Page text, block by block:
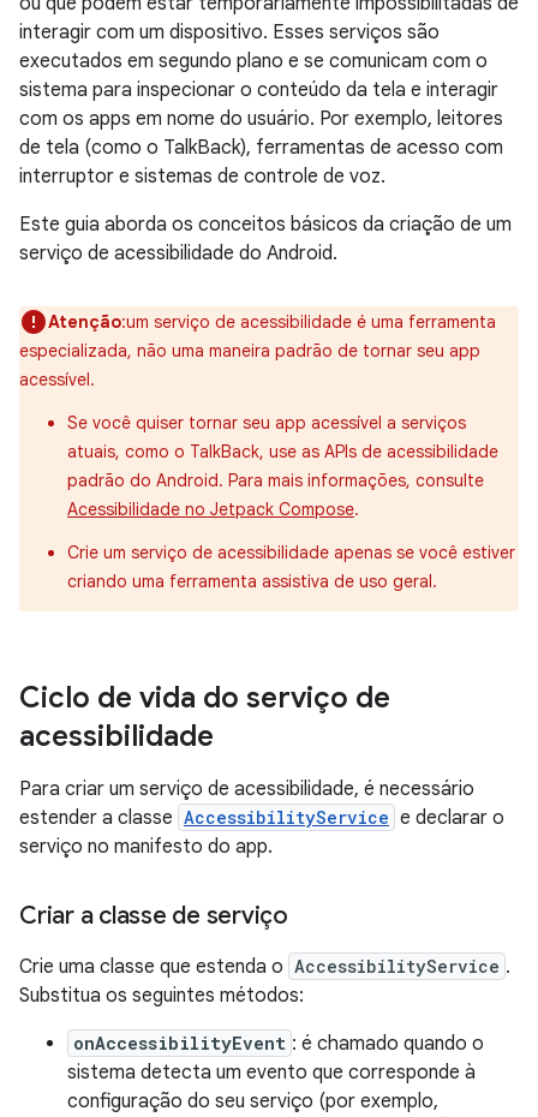
interagir com um dispositivo. Esses serviços são
executados em segundo plano e se comunicam com o
sistema para inspecionar o conteúdo da tela e interagir
com os apps em nome do usuário. Por exemplo, leitores
de tela (como o TalkBack), ferramentas de acesso com
interruptor e sistemas de controle de voz.
Este guia aborda os conceitos básicos da criação de um
serviço de acessibilidade do Android.
Atenção:um serviço de acessibilidade é uma ferramenta
especializada, não uma maneira padrão de tornar seu app
acessível.
Se você quiser tornar seu app acessível a serviços
atuais, como o TalkBack, use as APIs de acessibilidade
padrão do Android. Para mais informações, consulte
Acessibilidade no Jetpack Compose.
Crie um serviço de acessibilidade apenas se você estiver
criando uma ferramenta assistiva de uso geral.
Ciclo de vida do serviço de
acessibilidade
Para criar um serviço de acessibilidade, é necessário
estender a classe AccessibilityService e declarar o
serviço no manifesto do app.
Criar a classe de serviço
Crie uma classe que estenda o AccessibilityService .
Substitua os seguintes métodos:
onAccessibilityEvent : é chamado quando o
sistema detecta um evento que corresponde à
configuração do seu serviço (por exemplo,